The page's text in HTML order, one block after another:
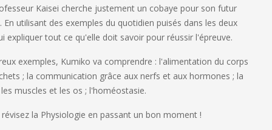
Kaisei cherche justement un cobaye pour son futur
utilisant des exemples du quotidien puisés dans les deux
tout ce qu'elle doit savoir pour réussir l'épreuve.
exemples, Kumiko va comprendre : l'alimentation du corps
; la communication grâce aux nerfs et aux hormones ; la
muscles et les os ; l'homéostasie.
la Physiologie en passant un bon moment !